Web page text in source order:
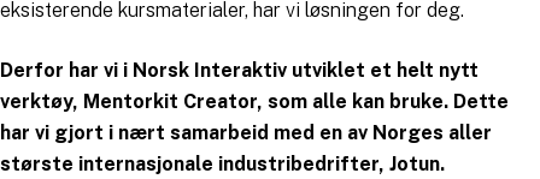
eksisterende kursmaterialer, har vi løsningen for deg.
Derfor har vi i Norsk Interaktiv utviklet et helt nytt
verktøy, Mentorkit Creator, som alle kan bruke. Dette
har vi gjort i nært samarbeid med en av Norges aller
største internasjonale industribedrifter, Jotun.